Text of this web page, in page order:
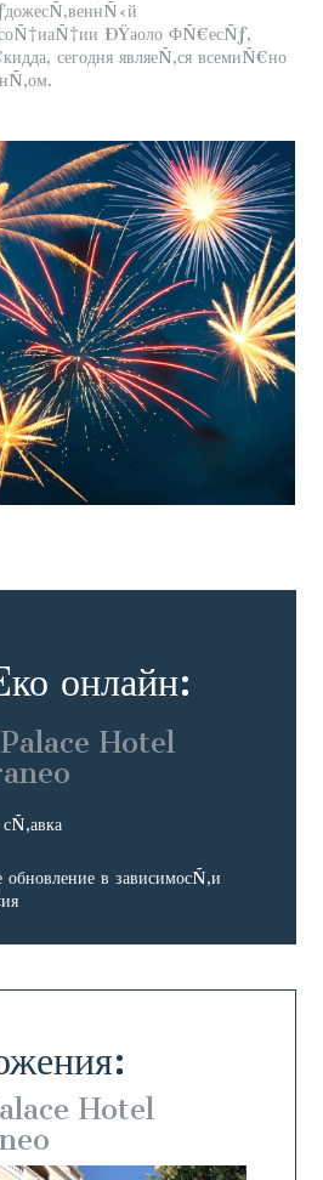
ÐŸаоло ФÑ€есÑƒ,
сегодня являеÑ‚ся всемиÑ€но
Hotel
онлайн:
Hotel
обновление в зависимосÑ‚и